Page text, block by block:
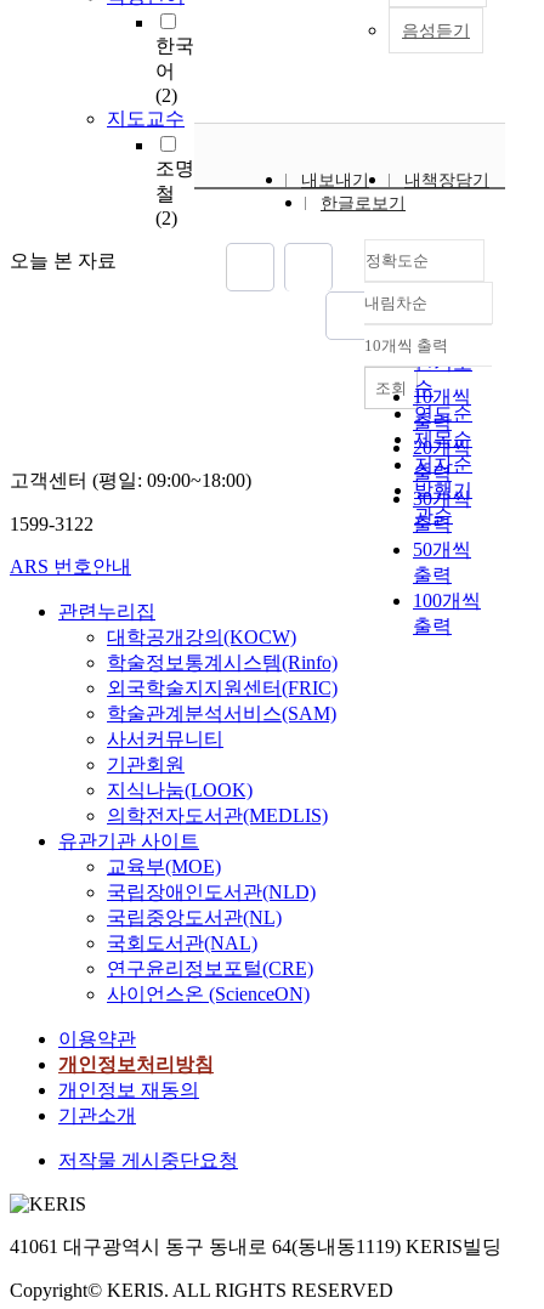
한국
어
(2)
지도교수
조명
철
(2)
오늘 본 자료
r
t
g
음성듣기
R
o
내보내기
내책장담기
한글로보기
정확도순
정확도
순
인기도
순
연도순
제목순
저자순
발행기
관순
내림차순
내림차순
10개씩 출력
10개씩
출력
20개씩
출력
30개씩
출력
50개씩
출력
100개씩
출력
조회
고객센터 (평일: 09:00~18:00)
1599-3122
ARS 번호안내
관련누리집
대학공개강의(KOCW)
학술정보통계시스템(Rinfo)
외국학술지지원센터(FRIC)
학술관계분석서비스(SAM)
사서커뮤니티
기관회원
지식나눔(LOOK)
의학전자도서관(MEDLIS)
유관기관 사이트
교육부(MOE)
국립장애인도서관(NLD)
국립중앙도서관(NL)
국회도서관(NAL)
연구윤리정보포털(CRE)
사이언스온 (ScienceON)
이용약관
개인정보처리방침
개인정보 재동의
기관소개
저작물 게시중단요청
41061 대구광역시 동구 동내로 64(동내동1119) KERIS빌딩
Copyright© KERIS. ALL RIGHTS RESERVED